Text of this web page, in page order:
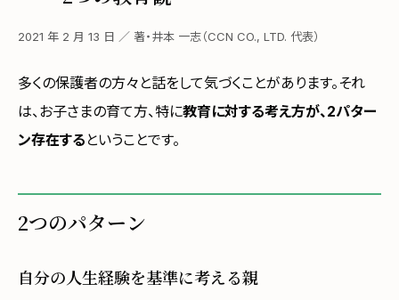
2021 年 2 月 13 日 ／ 著・井本 一志（CCN CO., LTD. 代表）
多くの保護者の方々と話をして気づくことがあります。それ
は、お子さまの育て方、特に教育に対する考え方が、2パター
ン存在する ということです。
2つのパターン
自分の人生経験を基準に考える親